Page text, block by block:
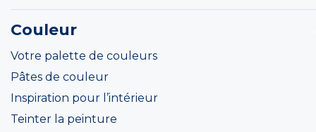
Couleur
Votre palette de couleurs
Pâtes de couleur
Inspiration pour l’intérieur
Teinter la peinture